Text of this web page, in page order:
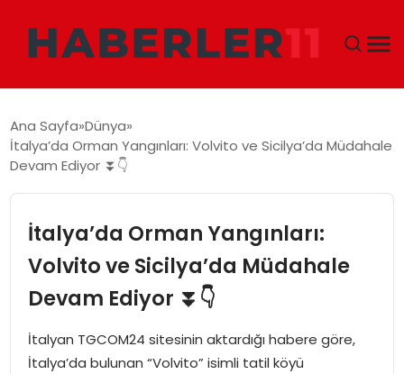
DÜNYA
SIYASET
TEKNOLOJI
EĞITIM
Ana Sayfa Dünya
İtalya’da Orman Yangınları: Volvito ve Sicilya’da Müdahale
Devam Ediyor ⏬👇
İtalya’da Orman Yangınları:
Volvito ve Sicilya’da Müdahale
Devam Ediyor ⏬👇
İtalyan TGCOM24 sitesinin aktardığı habere göre,
İtalya’da bulunan “Volvito” isimli tatil köyü